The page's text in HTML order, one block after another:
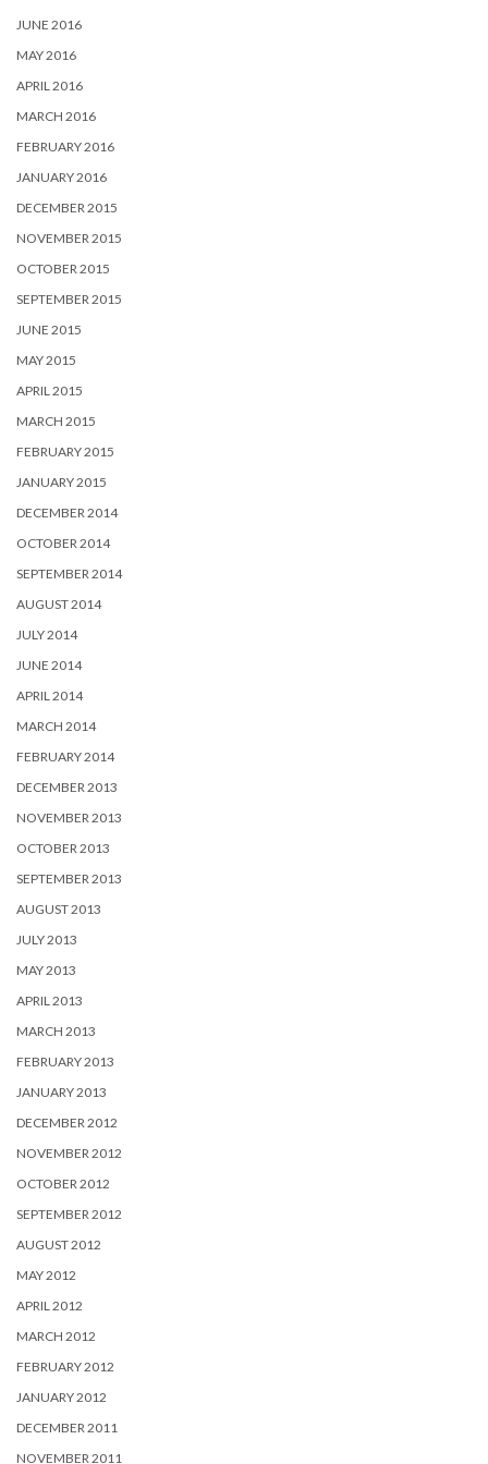
JUNE 2016
MAY 2016
APRIL 2016
MARCH 2016
FEBRUARY 2016
JANUARY 2016
DECEMBER 2015
NOVEMBER 2015
OCTOBER 2015
SEPTEMBER 2015
JUNE 2015
MAY 2015
APRIL 2015
MARCH 2015
FEBRUARY 2015
JANUARY 2015
DECEMBER 2014
OCTOBER 2014
SEPTEMBER 2014
AUGUST 2014
JULY 2014
JUNE 2014
APRIL 2014
MARCH 2014
FEBRUARY 2014
DECEMBER 2013
NOVEMBER 2013
OCTOBER 2013
SEPTEMBER 2013
AUGUST 2013
JULY 2013
MAY 2013
APRIL 2013
MARCH 2013
FEBRUARY 2013
JANUARY 2013
DECEMBER 2012
NOVEMBER 2012
OCTOBER 2012
SEPTEMBER 2012
AUGUST 2012
MAY 2012
APRIL 2012
MARCH 2012
FEBRUARY 2012
JANUARY 2012
DECEMBER 2011
NOVEMBER 2011